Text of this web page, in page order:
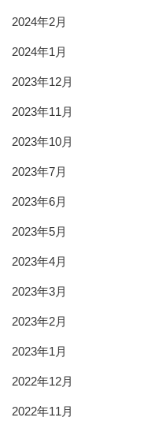
2024年2月
2024年1月
2023年12月
2023年11月
2023年10月
2023年7月
2023年6月
2023年5月
2023年4月
2023年3月
2023年2月
2023年1月
2022年12月
2022年11月